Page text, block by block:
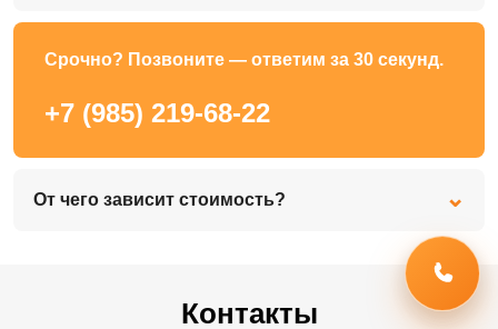
Срочно? Позвоните — ответим за 30 секунд.
+7 (985) 219-68-22
От чего зависит стоимость?
Контакты